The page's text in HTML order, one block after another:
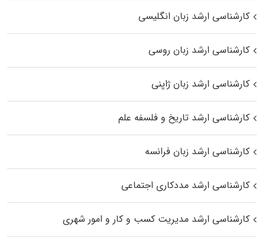
کارشناسی ارشد زبان انگلیسی
کارشناسی ارشد زبان روسی
کارشناسی ارشد زبان ژاپنی
کارشناسی ارشد تاریخ و فلسفه علم
کارشناسی ارشد زبان فرانسه
کارشناسی ارشد مددکاری اجتماعی
کارشناسی ارشد مدیریت کسب و کار و امور شهری